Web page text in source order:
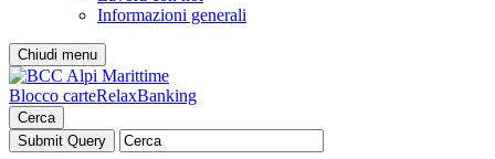
Informazioni generali
Chiudi menu
Blocco carteRelaxBanking
Cerca